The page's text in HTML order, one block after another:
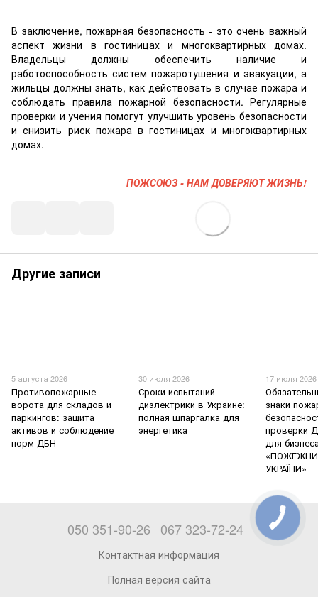
В заключение, пожарная безопасность - это очень важный
аспект жизни в гостиницах и многоквартирных домах.
Владельцы должны обеспечить наличие и
работоспособность систем пожаротушения и эвакуации, а
жильцы должны знать, как действовать в случае пожара и
соблюдать правила пожарной безопасности. Регулярные
проверки и учения помогут улучшить уровень безопасности
и снизить риск пожара в гостиницах и многоквартирных
домах.
ПОЖСОЮЗ - НАМ ДОВЕРЯЮТ ЖИЗНЬ!
Другие записи
5 августа 2026
Противопожарные
ворота для складов и
паркингов: защита
активов и соблюдение
норм ДБН
30 июля 2026
Сроки испытаний
диэлектрики в Украине:
полная шпаргалка для
энергетика
17 июля 2026
знаки
проверки
для
УКРАЇНИ»
050 351-90-26 067 323-72-24
Контактная информация
Полная версия сайта